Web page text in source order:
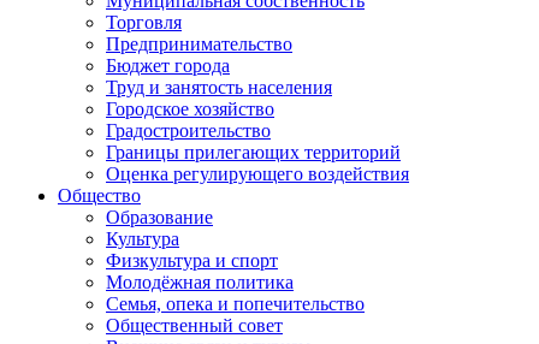
Торговля
Предпринимательство
Бюджет города
Труд и занятость населения
Городское хозяйство
Градостроительство
Границы прилегающих территорий
Оценка регулирующего воздействия
Общество
Образование
Культура
Физкультура и спорт
Молодёжная политика
Семья, опека и попечительство
Общественный совет